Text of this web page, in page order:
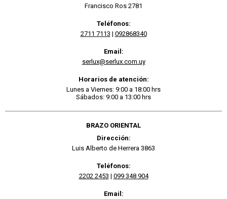
Francisco Ros 2781
Teléfonos:
2711 7113 | 092868340
Email:
serlux@serlux.com.uy
Horarios de atención:
Lunes a Viernes: 9:00 a 18:00 hrs
Sábados: 9:00 a 13:00 hrs
BRAZO ORIENTAL
Dirección:
Luis Alberto de Herrera 3863
Teléfonos:
2202 2453 | 099 348 904
Email: